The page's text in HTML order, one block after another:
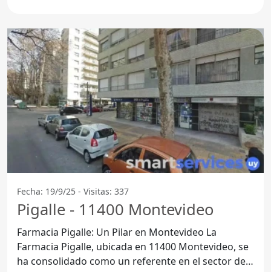
Fecha: 19/9/25 - Visitas: 337
Pigalle - 11400 Montevideo
Farmacia Pigalle: Un Pilar en Montevideo La
Farmacia Pigalle, ubicada en 11400 Montevideo, se
ha consolidado como un referente en el sector de